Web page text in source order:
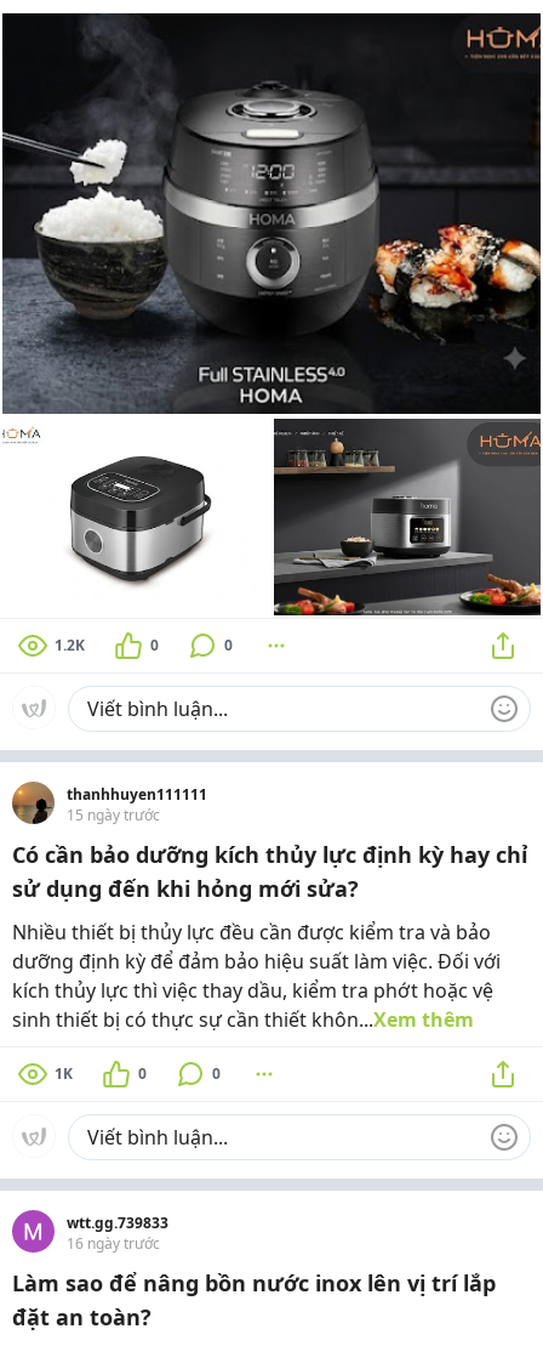
1.2K 0 0
thanhhuyen111111
15 ngày trước
Có cần bảo dưỡng kích thủy lực định kỳ hay chỉ
sử dụng đến khi hỏng mới sửa?
Nhiều thiết bị thủy lực đều cần được kiểm tra và bảo
dưỡng định kỳ để đảm bảo hiệu suất làm việc. Đối với
kích thủy lực thì việc thay dầu, kiểm tra phớt hoặc vệ
sinh thiết bị có thực sự cần thiết khôn...Xem thêm
1K 0 0
wtt.gg.739833
16 ngày trước
Làm sao để nâng bồn nước inox lên vị trí lắp
đặt an toàn?